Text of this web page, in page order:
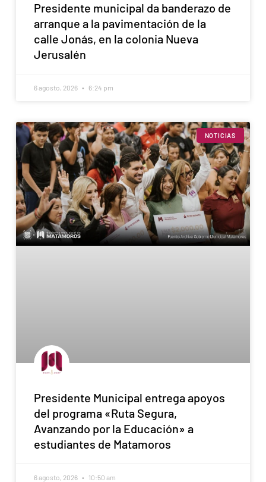
Presidente municipal da banderazo de
arranque a la pavimentación de la
calle Jonás, en la colonia Nueva
Jerusalén
6 agosto, 2026 6:24 pm
NOTICIAS
Presidente Municipal entrega apoyos
del programa «Ruta Segura,
Avanzando por la Educación» a
estudiantes de Matamoros
6 agosto, 2026 10:50 am